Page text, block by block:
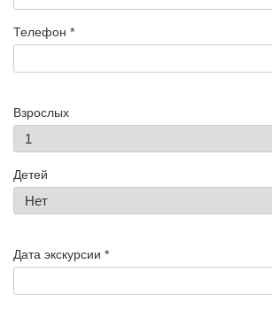
Телефон *
Взрослых
Детей
Дата экскурсии *